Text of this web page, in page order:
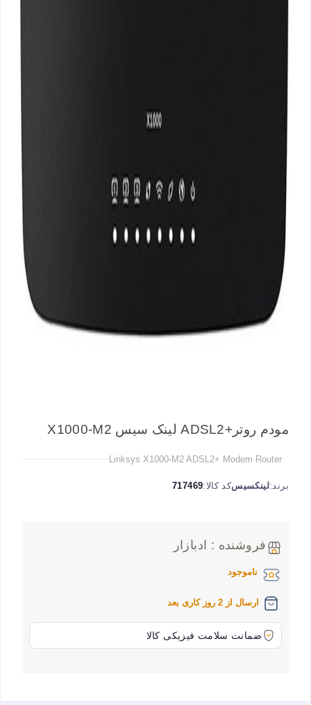
مودم روتر+ADSL2 لینک سیس X1000-M2
Linksys X1000-M2 ADSL2+ Modem Router
برند:لینکسیسکد کالا:717469
فروشنده : ادبازار
ناموجود
ارسال از 2 روز کاری بعد
ضمانت سلامت فیزیکی کالا